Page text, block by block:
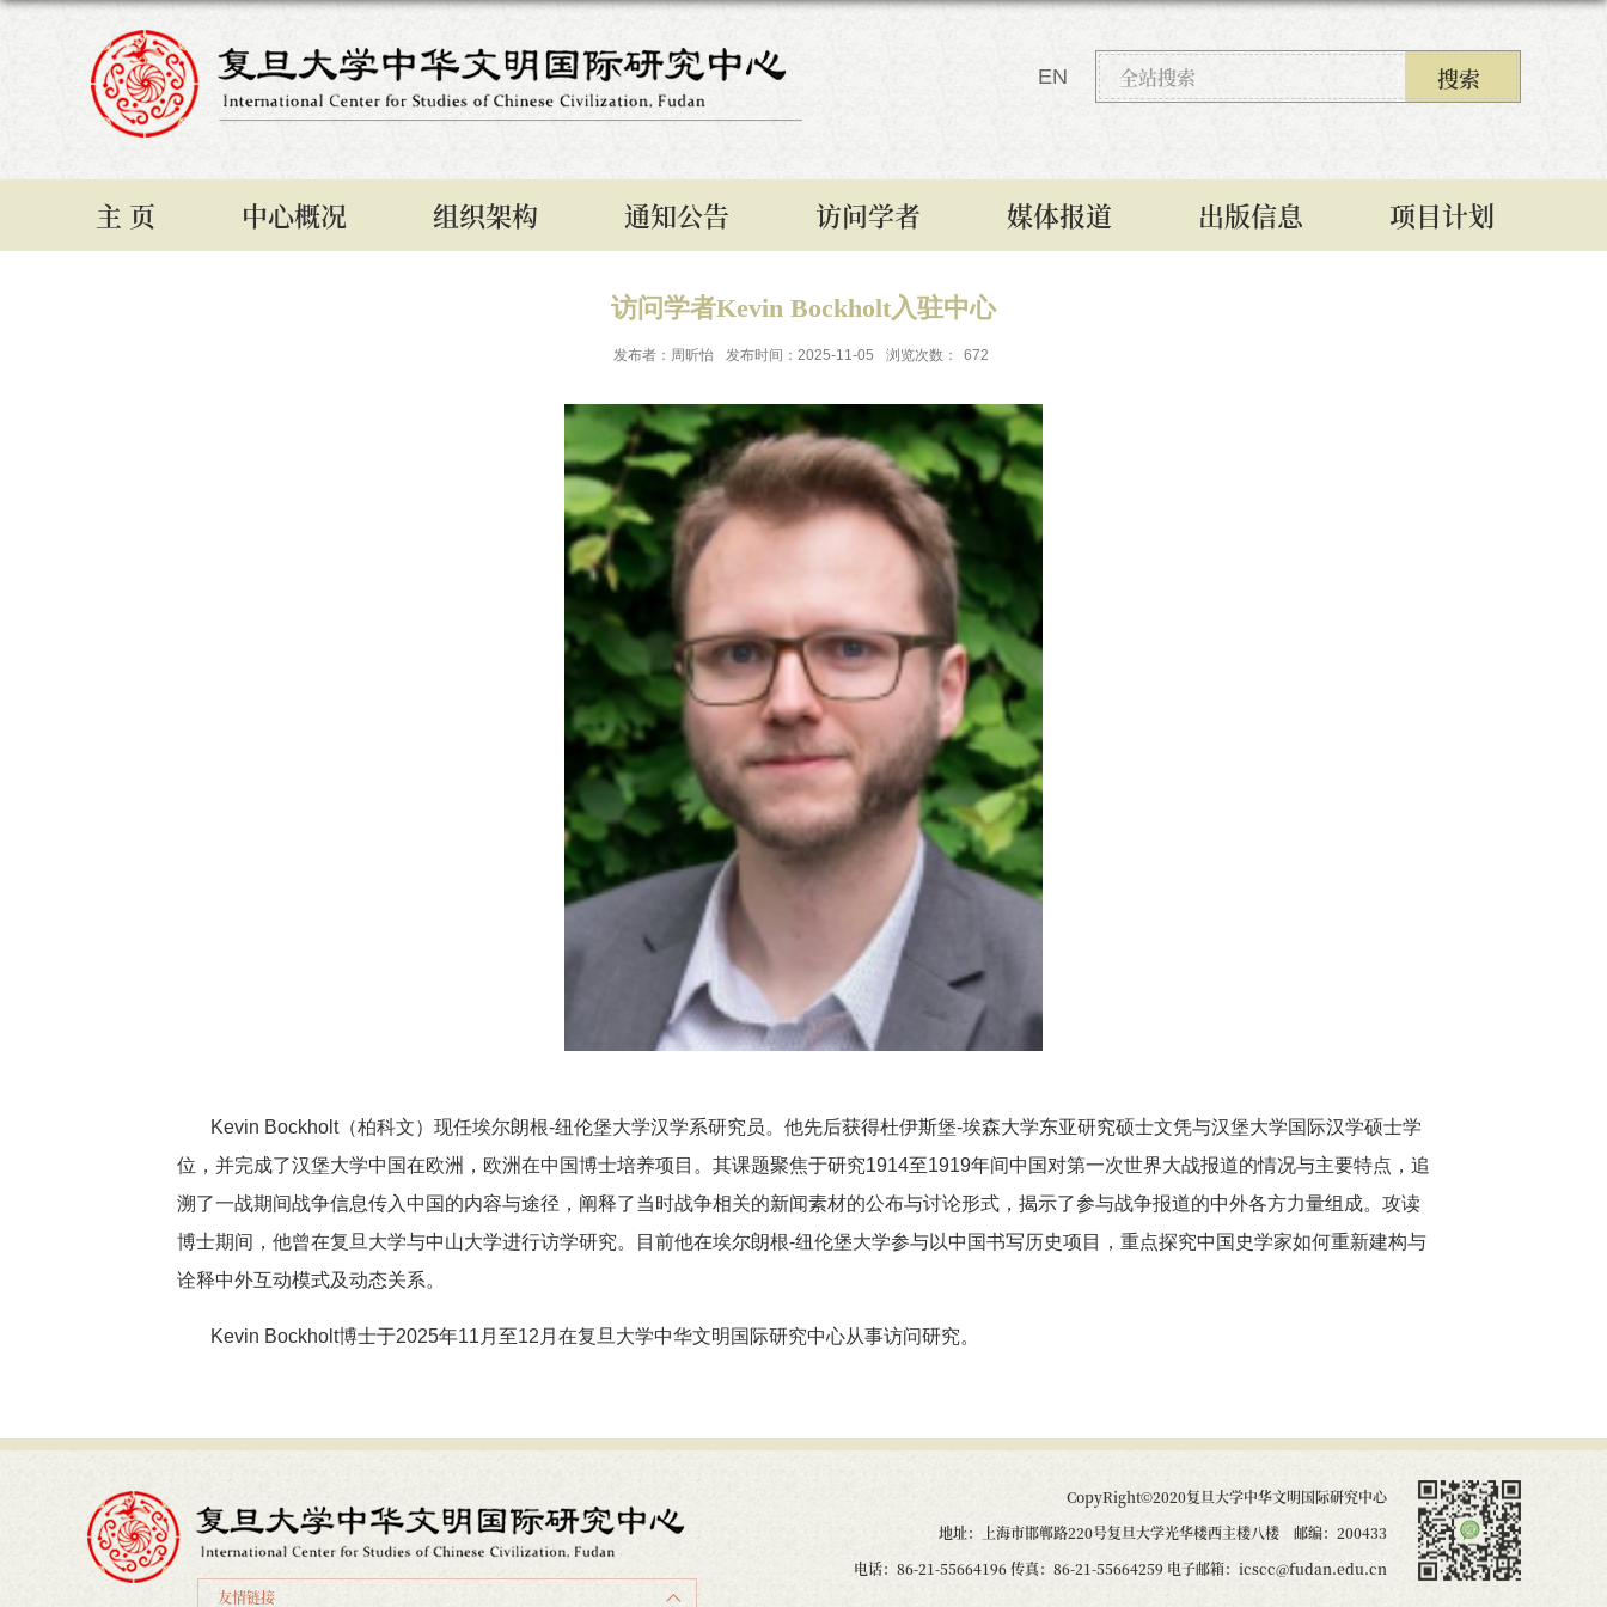
EN
主 页 中心概况 组织架构 通知公告 访问学者 媒体报道 出版信息 项目计划
访问学者Kevin Bockholt入驻中心
发布者：周昕怡 发布时间：2025-11-05 浏览次数： 672
Kevin Bockholt（柏科文）现任埃尔朗根-纽伦堡大学汉学系研究员。他先后获得杜伊斯堡-埃森大学东亚研究硕士文凭与汉堡大学国际汉学硕士学
位，并完成了汉堡大学中国在欧洲，欧洲在中国博士培养项目。其课题聚焦于研究1914至1919年间中国对第一次世界大战报道的情况与主要特点，追
溯了一战期间战争信息传入中国的内容与途径，阐释了当时战争相关的新闻素材的公布与讨论形式，揭示了参与战争报道的中外各方力量组成。攻读
博士期间，他曾在复旦大学与中山大学进行访学研究。目前他在埃尔朗根-纽伦堡大学参与以中国书写历史项目，重点探究中国史学家如何重新建构与
诠释中外互动模式及动态关系。
Kevin Bockholt博士于2025年11月至12月在复旦大学中华文明国际研究中心从事访问研究。
友情链接
CopyRight©2020复旦大学中华文明国际研究中心
地址：上海市邯郸路220号复旦大学光华楼西主楼八楼 邮编：200433
电话：86-21-55664196 传真：86-21-55664259 电子邮箱：icscc@fudan.edu.cn